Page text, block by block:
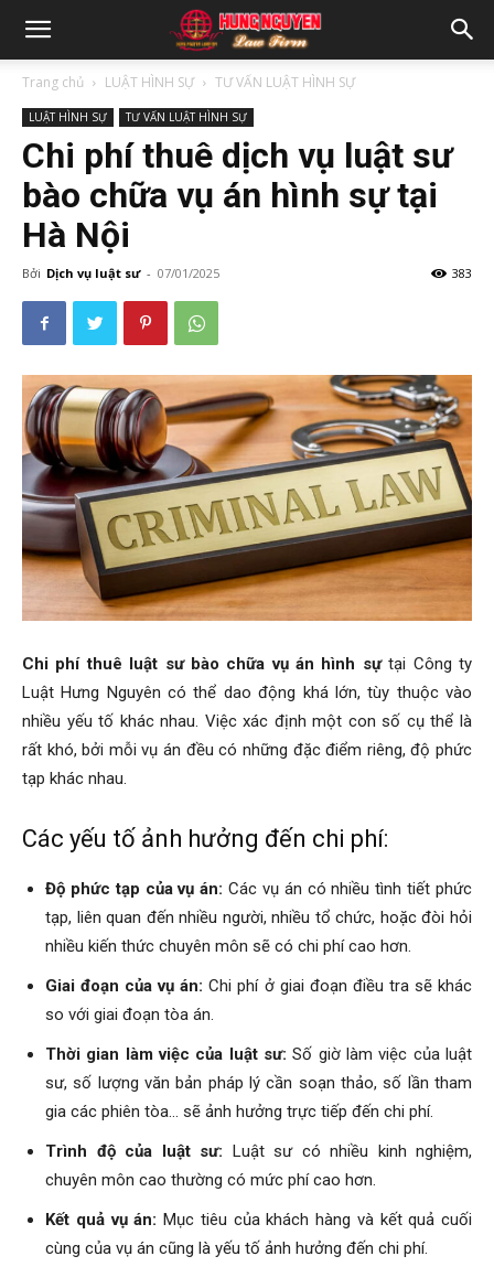
Trang chủ LUẬT HÌNH SỰ TƯ VẤN LUẬT HÌNH SỰ
LUẬT HÌNH SỰ TƯ VẤN LUẬT HÌNH SỰ
Chi phí thuê dịch vụ luật sư
bào chữa vụ án hình sự tại
Hà Nội
Bởi Dịch vụ luật sư - 07/01/2025 383
Chi phí thuê luật sư bào chữa vụ án hình sựtại Công ty
Luật Hưng Nguyên có thể dao động khá lớn, tùy thuộc vào
nhiều yếu tố khác nhau. Việc xác định một con số cụ thể là
rất khó, bởi mỗi vụ án đều có những đặc điểm riêng, độ phức
tạp khác nhau.
Các yếu tố ảnh hưởng đến chi phí:
Độ phức tạp của vụ án: Các vụ án có nhiều tình tiết phức
tạp, liên quan đến nhiều người, nhiều tổ chức, hoặc đòi hỏi
nhiều kiến thức chuyên môn sẽ có chi phí cao hơn.
Giai đoạn của vụ án: Chi phí ở giai đoạn điều tra sẽ khác
so với giai đoạn tòa án.
Thời gian làm việc của luật sư: Số giờ làm việc của luật
sư, số lượng văn bản pháp lý cần soạn thảo, số lần tham
gia các phiên tòa… sẽ ảnh hưởng trực tiếp đến chi phí.
Trình độ của luật sư: Luật sư có nhiều kinh nghiệm,
chuyên môn cao thường có mức phí cao hơn.
Kết quả vụ án: Mục tiêu của khách hàng và kết quả cuối
cùng của vụ án cũng là yếu tố ảnh hưởng đến chi phí.